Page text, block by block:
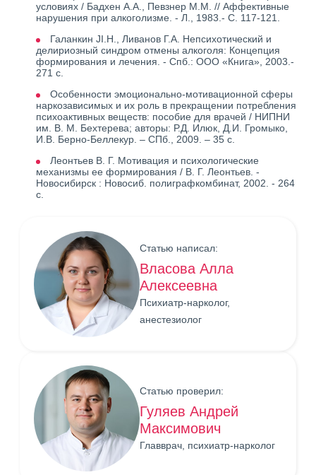
условиях / Бадхен А.А., Певзнер М.М. // Аффективные
нарушения при алкоголизме. - Л., 1983.- С. 117-121.
Галанкин JI.H., Ливанов Г.А. Непсихотический и
делириозный синдром отмены алкоголя: Концепция
формирования и лечения. - Спб.: ООО «Книга», 2003.-
271 с.
Особенности эмоционально-мотивационной сферы
наркозависимых и их роль в прекращении потребления
психоактивных веществ: пособие для врачей / НИПНИ
им. В. М. Бехтерева; авторы: Р.Д. Илюк, Д.И. Громыко,
И.В. Берно-Беллекур. – СПб., 2009. – 35 с.
Леонтьев В. Г. Мотивация и психологические
механизмы ее формирования / В. Г. Леонтьев. -
Новосибирск : Новосиб. полиграфкомбинат, 2002. - 264
с.
Статью написал:
Власова Алла
Алексеевна
Психиатр-нарколог,
анестезиолог
Статью проверил:
Гуляев Андрей
Максимович
Главврач, психиатр-нарколог